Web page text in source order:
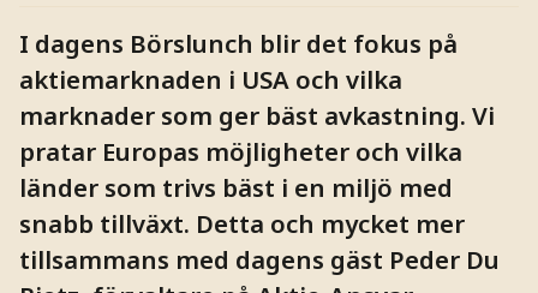
I dagens Börslunch blir det fokus på
aktiemarknaden i USA och vilka
marknader som ger bäst avkastning. Vi
pratar Europas möjligheter och vilka
länder som trivs bäst i en miljö med
snabb tillväxt. Detta och mycket mer
tillsammans med dagens gäst Peder Du